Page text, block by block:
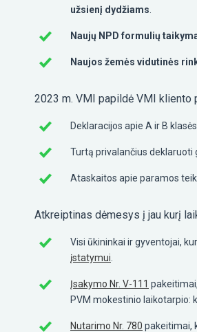
užsienį dydžiams
Naujų NPD formulių
Naujos žemės vidutinės
2023 m. VMI papildė VMI kliento
Deklaracijos apie A ir B
Turtą privalančius deklaruoti
Ataskaitos apie paramos
Atkreiptinas dėmesys į jau kurį
Visi ūkininkai ir gyventojai,
įstatymui
Įsakymo Nr. V-111
PVM mokestinio laikotarpio:
Nutarimo Nr. 780 pakeitimai,